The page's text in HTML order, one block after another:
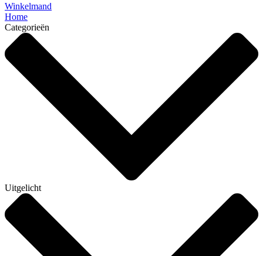
Winkelmand
Home
Categorieën
Uitgelicht